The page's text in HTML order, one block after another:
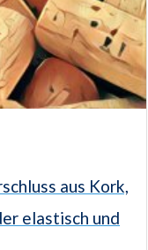
aus Kork,
elastisch und